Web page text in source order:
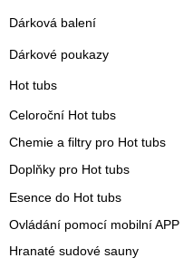
Dárková balení
Dárkové poukazy
Hot tubs
Celoroční Hot tubs
Chemie a filtry pro Hot tubs
Doplňky pro Hot tubs
Esence do Hot tubs
Ovládání pomocí mobilní APP
Hranaté sudové sauny